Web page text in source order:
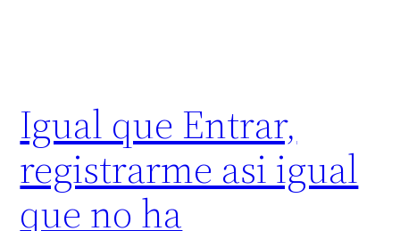
Igual que Entrar,
registrarme asi igual
que no ha